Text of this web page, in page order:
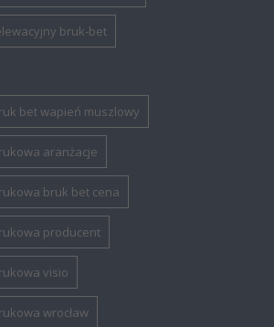
bruk-bet
bet wapień muszlowy
aranżacje
bruk bet cena
producent
visio
wrocław